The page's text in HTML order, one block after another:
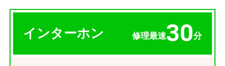
インターホン 修理最速30分